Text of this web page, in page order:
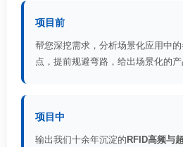
项目前
帮您深挖需求，分析场景化应用中
点，提前规避弯路，给出场景化的产
项目中
输出我们十余年沉淀的 RFID高频与